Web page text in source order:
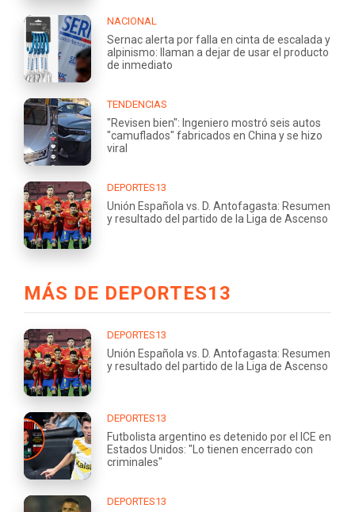
NACIONAL
Sernac alerta por falla en cinta de escalada y
alpinismo: llaman a dejar de usar el producto
de inmediato
TENDENCIAS
"Revisen bien": Ingeniero mostró seis autos
"camuflados" fabricados en China y se hizo
viral
DEPORTES13
Unión Española vs. D. Antofagasta: Resumen
y resultado del partido de la Liga de Ascenso
MÁS DE DEPORTES13
DEPORTES13
Unión Española vs. D. Antofagasta: Resumen
y resultado del partido de la Liga de Ascenso
DEPORTES13
Futbolista argentino es detenido por el ICE en
Estados Unidos: "Lo tienen encerrado con
criminales"
DEPORTES13